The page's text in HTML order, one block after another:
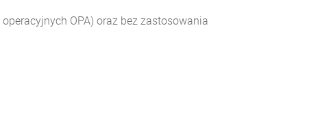
OPA) oraz bez zastosowania